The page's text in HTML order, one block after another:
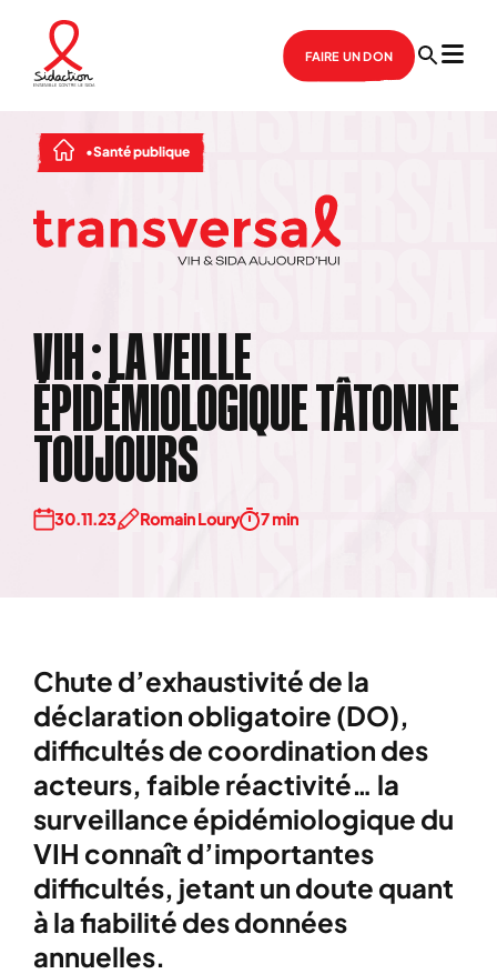
FAIRE UN DON
Santé publique
VIH : LA VEILLE
ÉPIDÉMIOLOGIQUE TÂTONNE
TOUJOURS
30.11.23 Romain Loury 7 min
Chute d’exhaustivité de la
déclaration obligatoire (DO),
difficultés de coordination des
acteurs, faible réactivité… la
surveillance épidémiologique du
VIH connaît d’importantes
difficultés, jetant un doute quant
à la fiabilité des données
annuelles.